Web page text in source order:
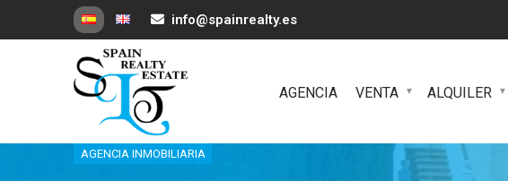
info@spainrealty.es
AGENCIA INMOBILIARIA
AGENCIA VENTA ALQUILER